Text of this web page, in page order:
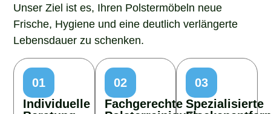
Unser Ziel ist es, Ihren Polstermöbeln neue
Frische, Hygiene und eine deutlich verlängerte
Lebensdauer zu schenken.
01
Individuelle
02
Fachgerechte
03
Spezialisierte